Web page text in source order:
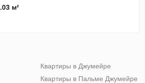
м²
Квартиры в Джумейре
Квартиры в Пальме Джумейре